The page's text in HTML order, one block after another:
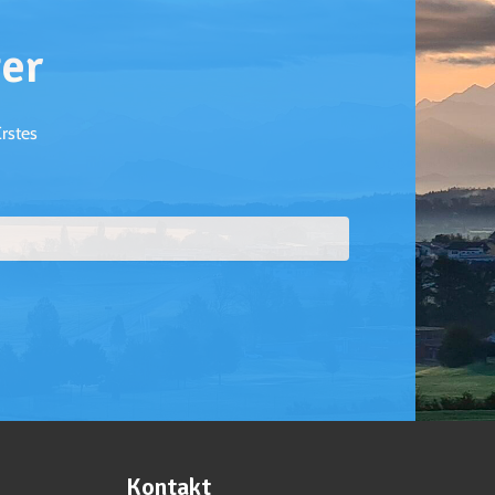
Kontakt